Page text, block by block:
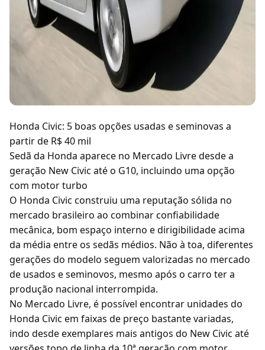
Honda Civic: 5 boas opções usadas e seminovas a
partir de R$ 40 mil
Sedã da Honda aparece no Mercado Livre desde a
geração New Civic até o G10, incluindo uma opção
com motor turbo
O Honda Civic construiu uma reputação sólida no
mercado brasileiro ao combinar confiabilidade
mecânica, bom espaço interno e dirigibilidade acima
da média entre os sedãs médios. Não à toa, diferentes
gerações do modelo seguem valorizadas no mercado
de usados e seminovos, mesmo após o carro ter a
produção nacional interrompida.
No Mercado Livre, é possível encontrar unidades do
Honda Civic em faixas de preço bastante variadas,
indo desde exemplares mais antigos do New Civic até